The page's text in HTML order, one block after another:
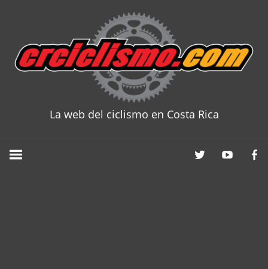
content
La web del ciclismo en Costa Rica